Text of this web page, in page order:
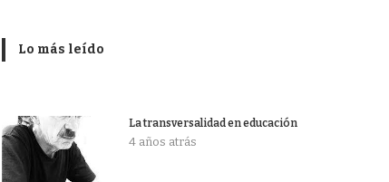
Lo más leído
La transversalidad en educación
4 años atrás